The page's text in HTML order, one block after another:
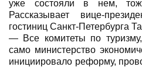
уже состояли в нем,
Рассказывает вице-
гостиниц Санкт-Петербурга
— Все комитеты по
само министерство
инициировало реформу,